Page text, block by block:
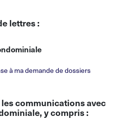
lettres :
à ma demande de dossiers
communications avec
y compris :